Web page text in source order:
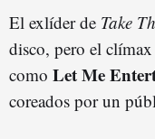
El exlíder de Take
disco, pero el
como Let Me
coreados por un